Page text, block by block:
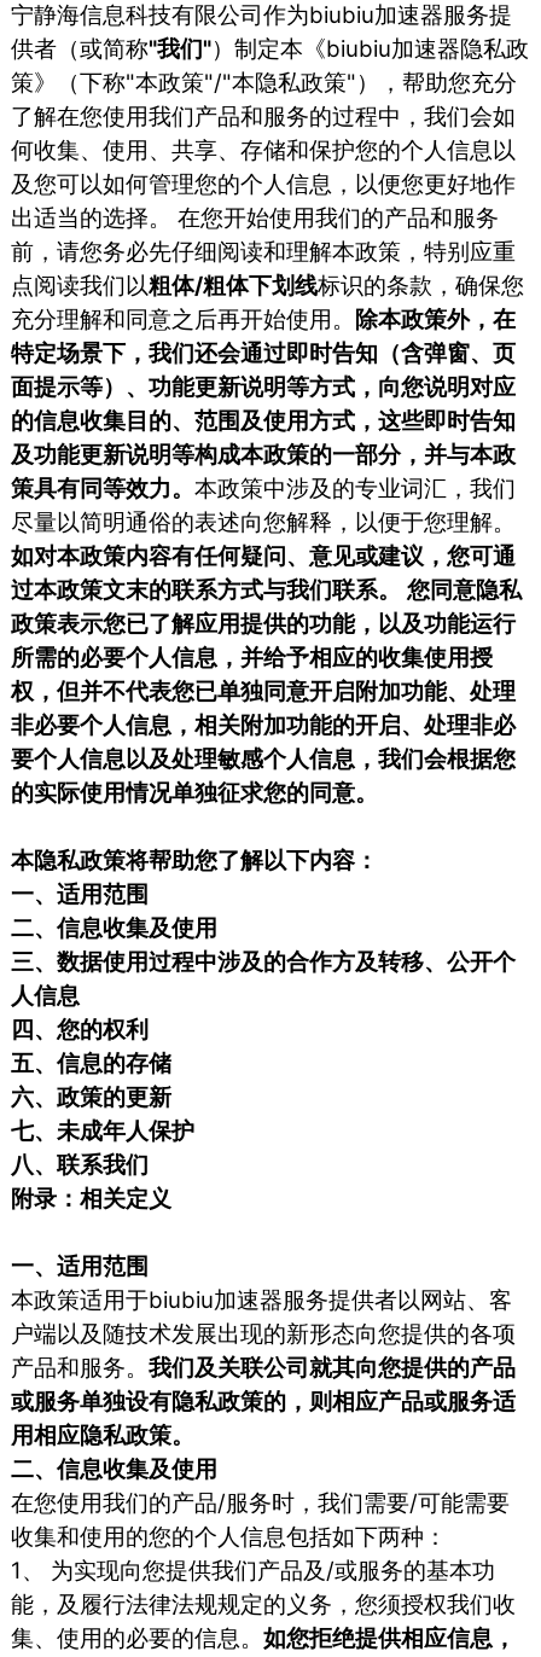
宁静海信息科技有限公司作为biubiu加速器服务提
供者（或简称"我们"）制定本《biubiu加速器隐私政
策》（下称"本政策"/"本隐私政策"），帮助您充分
了解在您使用我们产品和服务的过程中，我们会如
何收集、使用、共享、存储和保护您的个人信息以
及您可以如何管理您的个人信息，以便您更好地作
出适当的选择。 在您开始使用我们的产品和服务
前，请您务必先仔细阅读和理解本政策，特别应重
点阅读我们以粗体/粗体下划线标识的条款，确保您
充分理解和同意之后再开始使用。
除本政策外，在
特定场景下，我们还会通过即时告知（含弹窗、页
面提示等）、功能更新说明等方式，向您说明对应
的信息收集目的、范围及使用方式，这些即时告知
及功能更新说明等构成本政策的一部分，并与本政
策具有同等效力。本政策中涉及的专业词汇，我们
尽量以简明通俗的表述向您解释，以便于您理解。
如对本政策内容有任何疑问、意见或建议，您可通
过本政策文末的联系方式与我们联系。
您同意隐私
政策表示您已了解应用提供的功能，以及功能运行
所需的必要个人信息，并给予相应的收集使用授
权，但并不代表您已单独同意开启附加功能、处理
非必要个人信息，相关附加功能的开启、处理非必
要个人信息以及处理敏感个人信息，我们会根据您
的实际使用情况单独征求您的同意。
本隐私政策将帮助您了解以下内容：
一、适用范围
二、信息收集及使用
三、数据使用过程中涉及的合作方及转移、公开个
人信息
四、您的权利
五、信息的存储
六、政策的更新
七、未成年人保护
八、联系我们
附录：相关定义
一、适用范围
本政策适用于biubiu加速器服务提供者以网站、客
户端以及随技术发展出现的新形态向您提供的各项
产品和服务。我们及关联公司就其向您提供的产品
或服务单独设有隐私政策的，则相应产品或服务适
用相应隐私政策。
二、信息收集及使用
在您使用我们的产品/服务时，我们需要/可能需要
收集和使用的您的个人信息包括如下两种：
1、 为实现向您提供我们产品及/或服务的基本功
能，及履行法律法规规定的义务，您须授权我们收
集、使用的必要的信息。如您拒绝提供相应信息，